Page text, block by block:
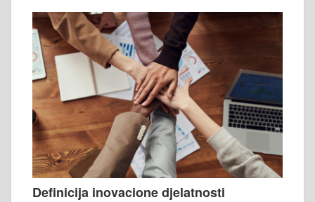
Definicija inovacione djelatnosti